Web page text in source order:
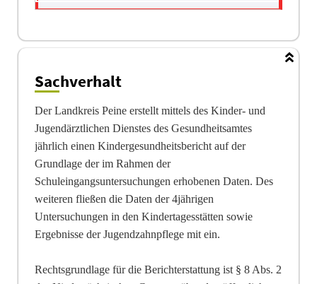
Sachverhalt
Der Landkreis Peine erstellt mittels des Kinder- und
Jugendärztlichen Dienstes des Gesundheitsamtes
jährlich einen Kindergesundheitsbericht auf der
Grundlage der im Rahmen der
Schuleingangsuntersuchungen erhobenen Daten. Des
weiteren fließen die Daten der 4jährigen
Untersuchungen in den Kindertagesstätten sowie
Ergebnisse der Jugendzahnpflege mit ein.
Rechtsgrundlage für die Berichterstattung ist § 8 Abs. 2